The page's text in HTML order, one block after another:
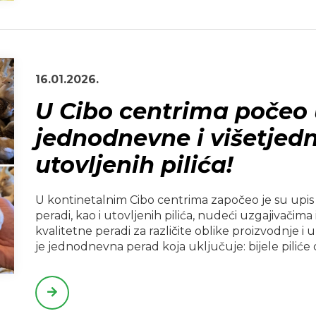
16.01.2026.
U Cibo centrima počeo
jednodnevne i
utovljenih pilića!
U kontinetalnim Cibo centrima započeo je su
peradi, kao i utovljenih pilića, nudeći
kvalitetne peradi za različite oblike proizvodnje i
je jednodnevna perad koja uključuje: bijele piliće